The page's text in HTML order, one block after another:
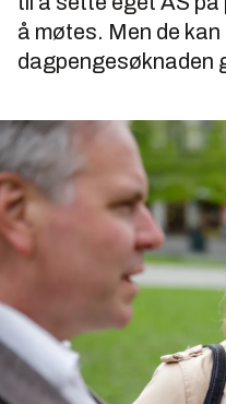
å møtes. Men de kan
dagpengesøknaden